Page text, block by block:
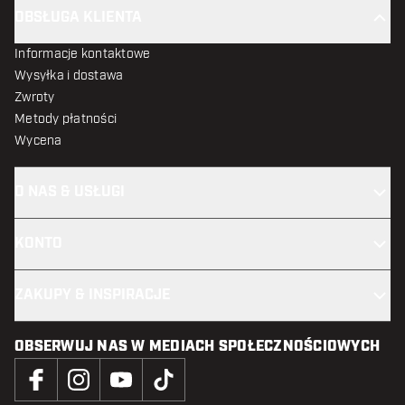
Informacje kontaktowe
Wysyłka i dostawa
Zwroty
Metody płatności
Wycena
OBSERWUJ NAS W MEDIACH SPOŁECZNOŚCIOWYCH